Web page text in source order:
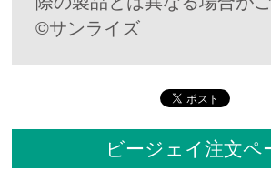
©サンライズ
ビージェイ注文ペ